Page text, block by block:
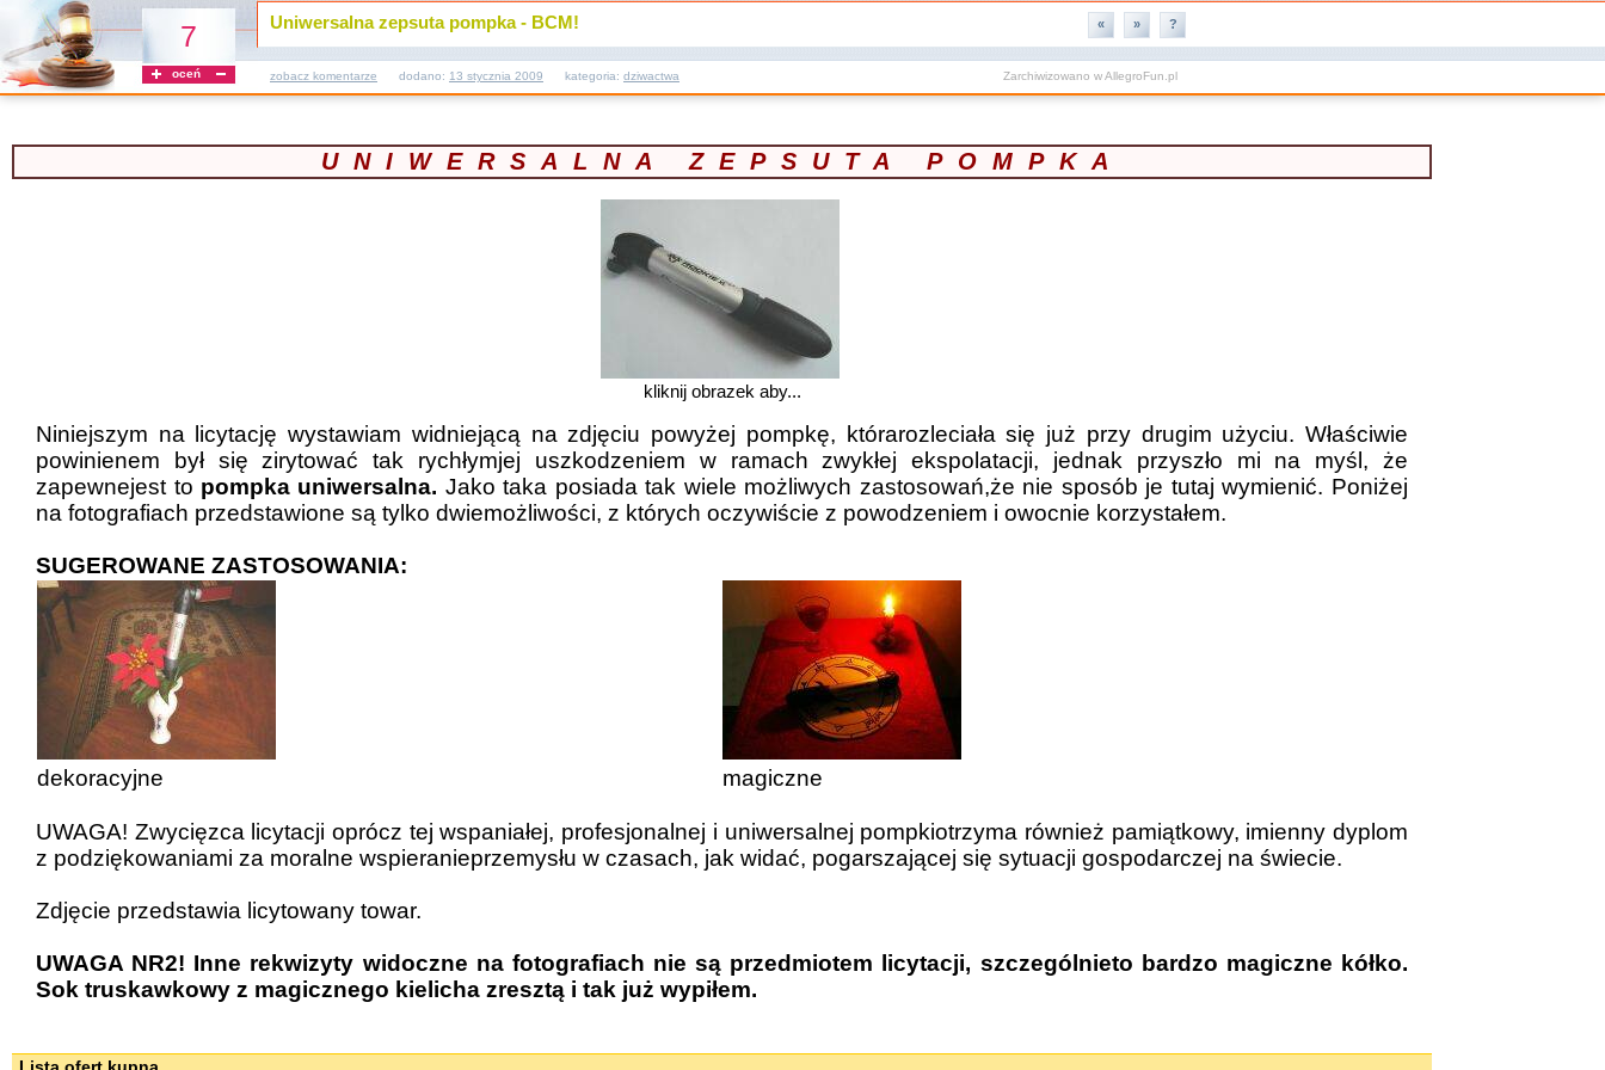
UNIWERSALNA ZEPSUTA POMPKA
kliknij obrazek aby...
Niniejszym na licytację wystawiam widniejącą na zdjęciu powyżej pompkę, którarozleciała się już przy drugim użyciu. Właściwie
powinienem był się zirytować tak rychłymjej uszkodzeniem w ramach zwykłej ekspolatacji, jednak przyszło mi na myśl, że
zapewnejest to pompka uniwersalna. Jako taka posiada tak wiele możliwych zastosowań,że nie sposób je tutaj wymienić. Poniżej
na fotografiach przedstawione są tylko dwiemożliwości, z których oczywiście z powodzeniem i owocnie korzystałem.
SUGEROWANE ZASTOSOWANIA:
dekoracyjne magiczne
UWAGA! Zwycięzca licytacji oprócz tej wspaniałej, profesjonalnej i uniwersalnej pompkiotrzyma również pamiątkowy, imienny dyplom
z podziękowaniami za moralne wspieranieprzemysłu w czasach, jak widać, pogarszającej się sytuacji gospodarczej na świecie.
Zdjęcie przedstawia licytowany towar.
UWAGA NR2! Inne rekwizyty widoczne na fotografiach nie są przedmiotem licytacji, szczególnieto bardzo magiczne kółko.
Sok truskawkowy z magicznego kielicha zresztą i tak już wypiłem.
7
oceń
Uniwersalna zepsuta pompka - BCM! ?
»
«
zobacz komentarze dodano: 13 stycznia 2009 kategoria: dziwactwa Zarchiwizowano wAllegroFun.pl